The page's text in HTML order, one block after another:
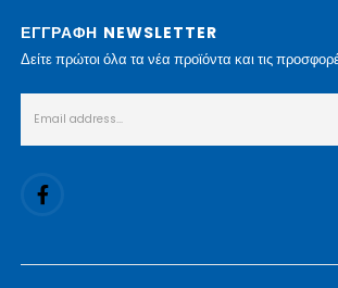
ΕΓΓΡΑΦΗ NEWSLETTER
Δείτε πρώτοι όλα τα νέα προϊόντα και τις